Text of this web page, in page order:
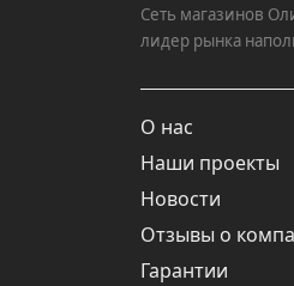
Сеть магазинов
лидер рынка
О нас
Наши проекты
Новости
Отзывы о
Гарантии